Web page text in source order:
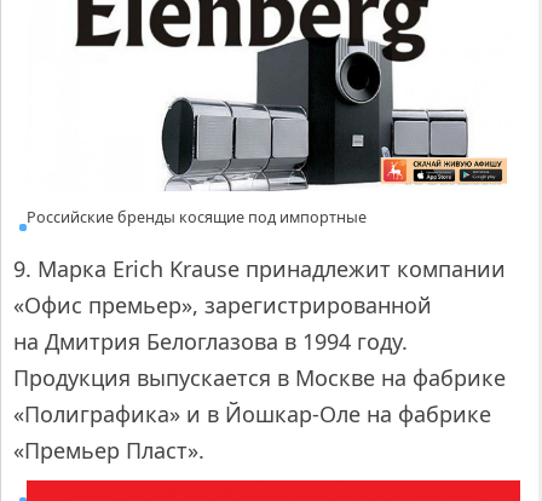
Российские бренды косящие под импортные
9. Марка Erich Krause принадлежит компании
«Офис премьер», зарегистрированной
на Дмитрия Белоглазова в 1994 году.
Продукция выпускается в Москве на фабрике
«Полиграфика» и в Йошкар-Оле на фабрике
«Премьер Пласт».